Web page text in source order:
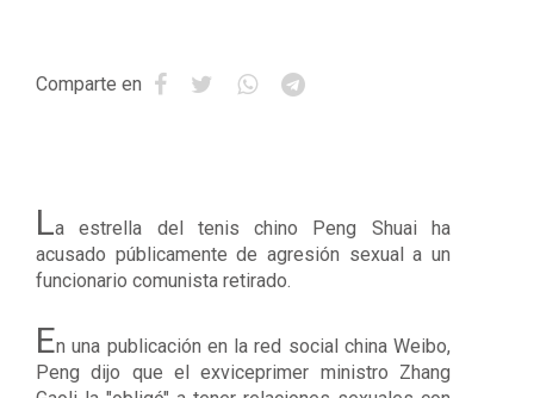
Comparte en
La estrella del tenis chino Peng Shuai ha
acusado públicamente de agresión sexual a un
funcionario comunista retirado.
En una publicación en la red social china Weibo,
Peng dijo que el exviceprimer ministro Zhang